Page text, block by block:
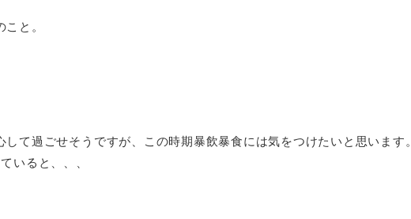
と。
て過ごせそうですが、この時期暴飲暴食には気をつけたいと思います。
いると、、、